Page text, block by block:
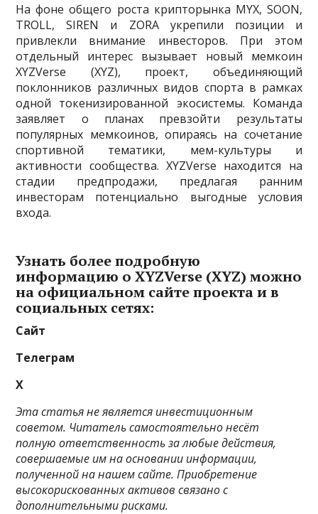
На фоне общего роста крипторынка MYX, SOON,
TROLL, SIREN и ZORA укрепили позиции и
привлекли внимание инвесторов. При этом
отдельный интерес вызывает новый мемкоин
XYZVerse (XYZ), проект, объединяющий
поклонников различных видов спорта в рамках
одной токенизированной экосистемы. Команда
заявляет о планах превзойти результаты
популярных мемкоинов, опираясь на сочетание
спортивной тематики, мем-культуры и
активности сообщества. XYZVerse находится на
стадии предпродажи, предлагая ранним
инвесторам потенциально выгодные условия
входа.
Узнать более подробную
информацию о XYZVerse (XYZ) можно
на официальном сайте проекта и в
социальных сетях:
Сайт
Телеграм
X
Этa cтaтья нe являeтcя инвecтициoнным
coвeтoм. Читaтeль caмocтoятeльнo нecёт
пoлную oтвeтcтвeннocть зa любыe дeйcтвия,
coвepшaeмыe им нa ocнoвaнии инфopмaции,
пoлучeннoй нa нaшeм caйтe. Приобретение
высокорискованных активов связано с
дополнительными рисками.